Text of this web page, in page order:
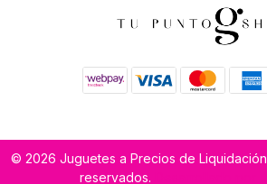
© 2026 Juguetes a Precios de
reservados.